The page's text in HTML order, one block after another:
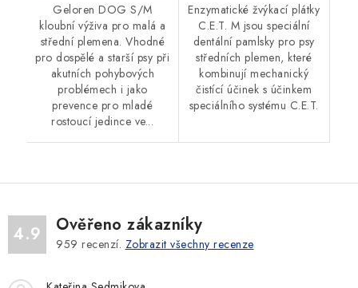
Geloren DOG S/M
kloubní výživa pro malá a
střední plemena. Vhodné
pro dospělé a starší psy při
akutních pohybových
problémech i jako
prevence pro mladé
rostoucí jedince ve...
Enzymatické žvýkací plátky
C.E.T. M jsou speciální
dentální pamlsky pro psy
středních plemen, které
kombinují mechanický
čistící účinek s účinkem
speciálního systému C.E.T.
4.9 Ověřeno zákazníky
959 recenzí. Zobrazit všechny recenze